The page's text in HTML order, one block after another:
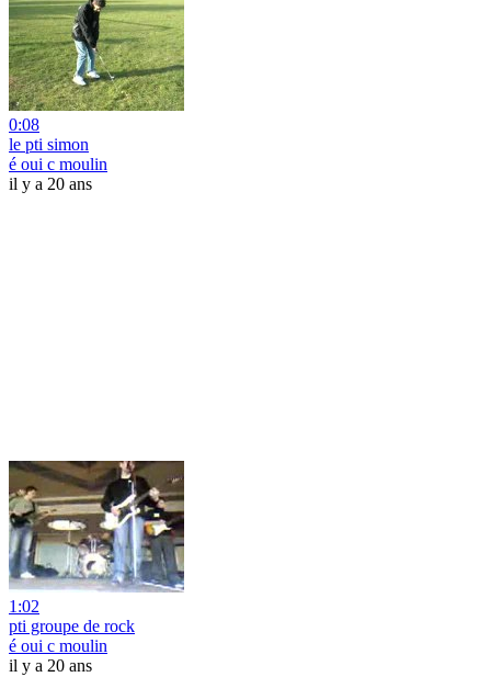
0:08
le pti simon
é oui c moulin
il y a 20 ans
1:02
pti groupe de rock
é oui c moulin
il y a 20 ans